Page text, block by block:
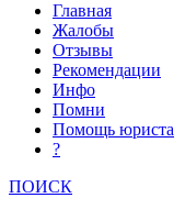
Главная
Жалобы
Отзывы
Рекомендации
Инфо
Помни
Помощь юриста
?
ПОИСК